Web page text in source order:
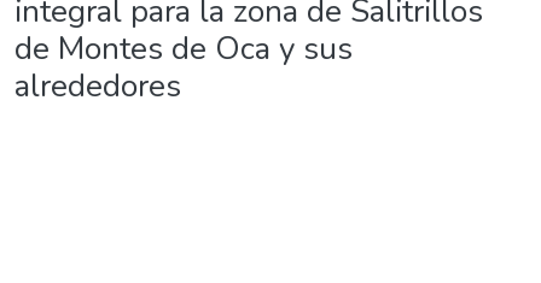
integral para la zona de Salitrillos
de Montes de Oca y sus
alrededores